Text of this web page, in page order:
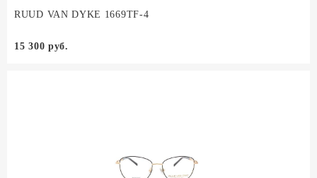
RUUD VAN DYKE 1669TF-4
15 300 руб.